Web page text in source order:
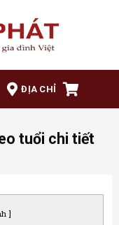
ĐỊA CHỈ
tuổi chi tiết